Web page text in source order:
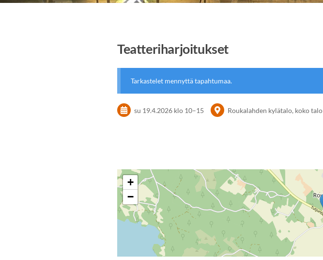
Teatteriharjoitukset
Tarkastelet mennyttä tapahtumaa.
su 19.4.2026 klo 10–15 Roukalahden kylätalo, koko talo
+
−